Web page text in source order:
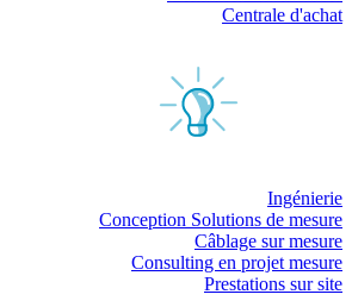
Centrale d'achat
Ingénierie
Conception Solutions de mesure
Câblage sur mesure
Consulting en projet mesure
Prestations sur site